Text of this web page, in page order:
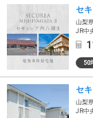
セ
山梨
JR中
50
セ
山梨
JR中